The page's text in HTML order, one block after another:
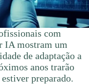
com
IA mostram um
de adaptação a
anos trarão
preparado.